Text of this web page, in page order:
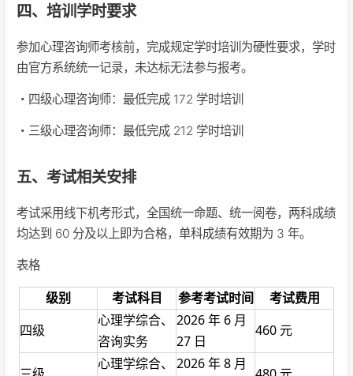
四、培训学时要求
参加心理咨询师考核前，完成规定学时培训为硬性要求，学时
由官方系统统一记录，未达标无法参与报考。
・四级心理咨询师：最低完成 172 学时培训
・三级心理咨询师：最低完成 212 学时培训
五、考试相关安排
考试采用线下机考形式，全国统一命题、统一阅卷，两科成绩
均达到 60 分及以上即为合格，单科成绩有效期为 3 年。
表格
级别 考试科目 参考考试时间
考试费用
四级
心理学综合、
咨询实务
2026 年 6 月
27 日
460 元
心理学综合、
2026 年 8 月